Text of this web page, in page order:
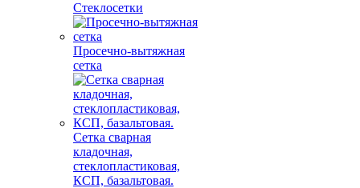
Стеклосетки
Просечно-вытяжная
сетка
Сетка сварная
кладочная,
стеклопластиковая,
КСП, базальтовая.